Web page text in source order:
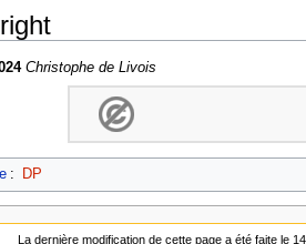
Christophe de Livois
: DP
La dernière modification de cette page a été faite le